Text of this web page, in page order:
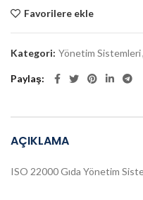
Favorilere ekle
Kategori: Yönetim Sistemleri,
Paylaş
AÇIKLAMA
ISO 22000 Gıda Yönetim